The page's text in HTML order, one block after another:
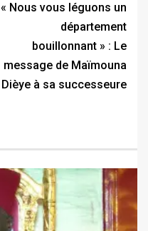
« Nous vous léguons un
département
bouillonnant » : Le
message de Maïmouna
Dièye à sa successeure